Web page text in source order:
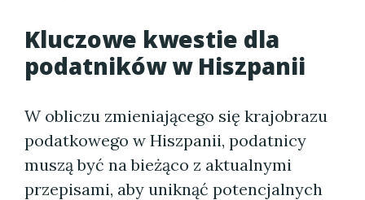
Kluczowe kwestie dla
podatników w Hiszpanii
W obliczu zmieniającego się krajobrazu
podatkowego w Hiszpanii, podatnicy
muszą być na bieżąco z aktualnymi
przepisami, aby uniknąć potencjalnych